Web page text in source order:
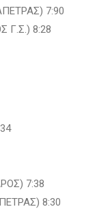
7:90
Γ.Σ.) 8:28
7:38
8:30